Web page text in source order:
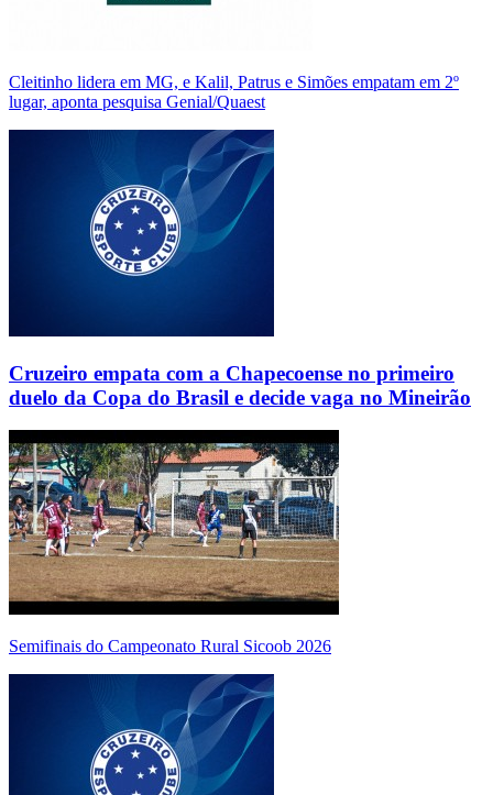
Cleitinho lidera em MG, e Kalil, Patrus e Simões empatam em 2º
lugar, aponta pesquisa Genial/Quaest
Cruzeiro empata com a Chapecoense no primeiro
duelo da Copa do Brasil e decide vaga no Mineirão
Semifinais do Campeonato Rural Sicoob 2026